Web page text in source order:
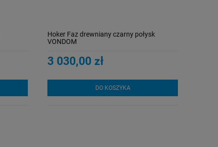
Hoker Faz drewniany czarny połysk
VONDOM
3 030,00 zł
DO KOSZYKA